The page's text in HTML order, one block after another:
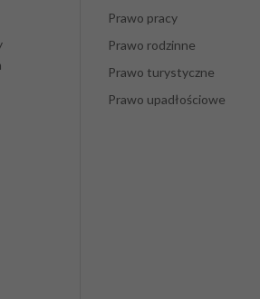
Prawo pracy
Prawo rodzinne
Prawo turystyczne
Prawo upadłościowe